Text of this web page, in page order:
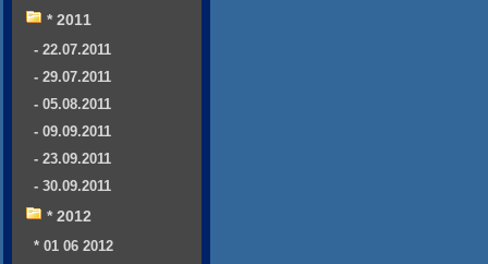
* 2011
- 22.07.2011
- 29.07.2011
- 05.08.2011
- 09.09.2011
- 23.09.2011
- 30.09.2011
* 2012
* 01 06 2012